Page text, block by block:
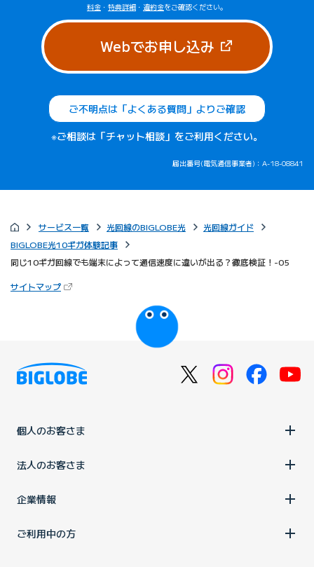
料金 ・ 特典詳細 ・ 違約金をご確認ください。
Webでお申し込み（新しいタブ
ご不明点は「よくある質問」よりご確認
※ご相談は「チャット相談」をご利用ください。
届出番号(電気通信事業者)：A-18-08841
サービス一覧 光回線のBIGLOBE光
光回線ガイド
BIGLOBE光10ギガ体験記事
同じ10ギガ回線でも端末によって通信速度に違いが出る？徹底検証！-05
サイトマップ（新しいタブで開きます）
個人のお客さま
法人のお客さま
企業情報
ご利用中の方